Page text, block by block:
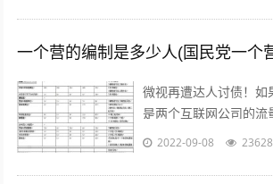
微视再遭达人讨债！如
是两个互联网公司的流
欠达人补贴额的行为，
2022-09-08 23628